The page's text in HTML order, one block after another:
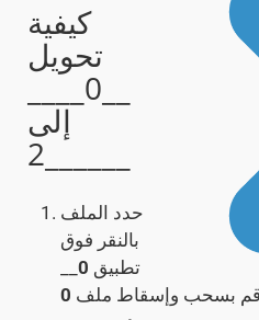
كيفية
تحويل
__0____
إلى
حدد الملف
بالنقر فوق
تطبيق 0
قم بسحب وإسقاط ملف 0